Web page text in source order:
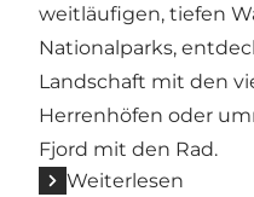
weitläufigen, tiefen
Nationalparks,
Landschaft mit den
Herrenhöfen oder
Fjord mit den Rad.
Weiterlesen